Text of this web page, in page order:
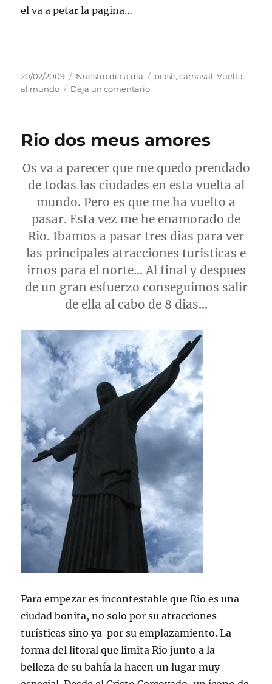
el va a petar la pagina…
Publicado
el
20/02/2009 Categorías
Nuestro día a día Etiquetas
brasil,carnaval,Vuelta
al mundo
Deja un comentarioen
Rio dos meus amores
Os va a parecer que me quedo prendado
de todas las ciudades en esta vuelta al
mundo. Pero es que me ha vuelto a
pasar. Esta vez me he enamorado de
Rio. Ibamos a pasar tres dias para ver
las principales atracciones turisticas e
irnos para el norte… Al final y despues
de un gran esfuerzo conseguimos salir
de ella al cabo de 8 dias…
Para empezar es incontestable que Rio es una
ciudad bonita, no solo por su atracciones
turísticas sino ya por su emplazamiento. La
forma del litoral que limita Rio junto a la
belleza de su bahía la hacen un lugar muy